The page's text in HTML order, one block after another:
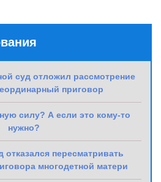
суд отложил рассмотрение
приговор
силу? А если это кому-то
нужно?
пересматривать
многодетной матери